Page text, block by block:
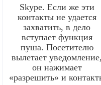
Skype. Если же эти
контакты не удается
захватить, в дело
вступает функция
пуша. Посетителю
вылетает
он нажимает
«разрешить» и